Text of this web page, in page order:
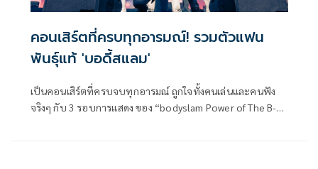
คอนเสิร์ตที่ครบทุกอารมณ์! รวมตัวแฟน
พันธุ์แท้ 'บอดี้สแลม'
เป็นคอนเสิร์ตที่ครบจบทุกอารมณ์ ถูกใจทั้งคนเล่นและคนฟัง
จริงๆ กับ 3 รอบการแสดง ของ “bodyslam Power of The B-